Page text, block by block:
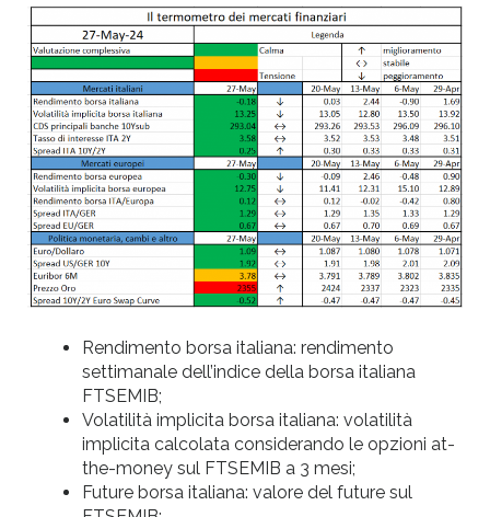
Rendimento borsa italiana: rendimento
settimanale dell’indice della borsa italiana
FTSEMIB;
Volatilità implicita borsa italiana: volatilità
implicita calcolata considerando le opzioni at-
the-money sul FTSEMIB a 3 mesi;
Future borsa italiana: valore del future sul